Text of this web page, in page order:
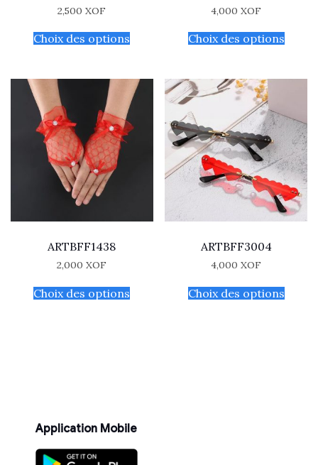
2,500XOF
Choix des options
4,000XOF
Choix des options
ARTBFF1438
2,000XOF
Choix des options
ARTBFF3004
4,000XOF
Choix des options
Application Mobile